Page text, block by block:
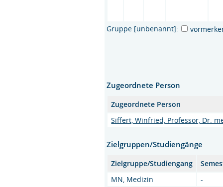
Gruppe [unbenannt]:
Zugeordnete Person
Zugeordnete Person
Siffert, Winfried, Professor, Dr.
Zielgruppen/Studiengänge
Zielgruppe/Studiengang
MN, Medizin
-